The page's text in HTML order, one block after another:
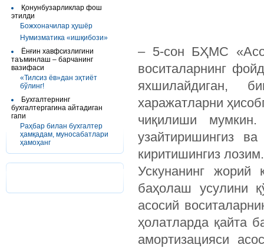
Қонунбузарликлар фош
этилди
Божхоначилар ҳушёр
Нумизматика «ишқибози»
Ёнғин хавфсизлигини
таъминлаш – барчанинг
вазифаси
«Тилсиз ёв»дан эҳтиёт
бўлинг!
Бухгалтернинг
бухгалтергагина айтадиган
гапи
Раҳбар билан бухгалтер
ҳамқадам, муносабатлари
ҳамоҳанг
– 5-сон БҲМС
воситаларнинг
яхшилайдиган,
харажатларни
чиқилиши
узайтиришингиз
киритишингиз лозим.
Ускунанинг жорий
баҳолаш усулини
асосий
ҳолат­ларда қайта
амортизацияси